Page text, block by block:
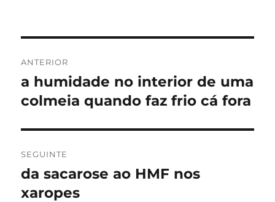
de
artigos
ANTERIOR
Artigo
anterior:
a humidade no interior de uma
colmeia quando faz frio cá fora
SEGUINTE
Artigo
seguinte:
da sacarose ao HMF nos
xaropes